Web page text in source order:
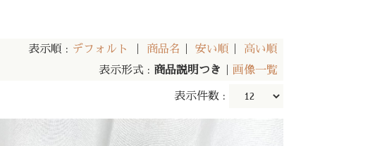
表示順 : デフォルト 商品名 安い順
高い順
表示形式 : 商品説明つき 画像一覧
表示件数 :